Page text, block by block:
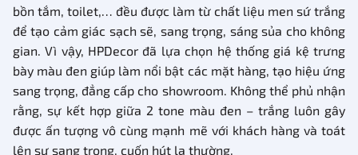
bồn tắm, toilet,… đều được làm từ chất liệu men sứ trắng
để tạo cảm giác sạch sẽ, sang trọng, sáng sủa cho không
gian. Vì vậy, HPDecor đã lựa chọn hệ thống giá kệ trưng
bày màu đen giúp làm nổi bật các mặt hàng, tạo hiệu ứng
sang trọng, đẳng cấp cho showroom. Không thể phủ nhận
rằng, sự kết hợp giữa 2 tone màu đen – trắng luôn gây
được ấn tượng vô cùng mạnh mẽ với khách hàng và toát
lên sự sang trọng, cuốn hút lạ thường.